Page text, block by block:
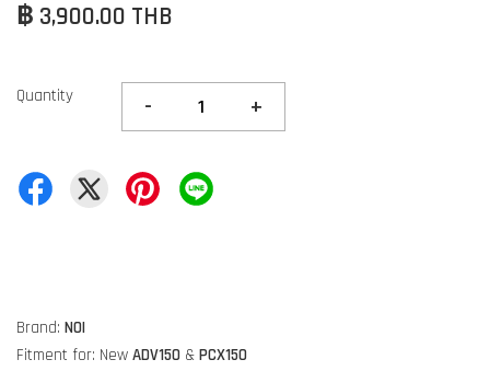
฿ 3,900.00 THB
Quantity - +
Brand: NOI
Fitment for: New ADV150 & PCX150